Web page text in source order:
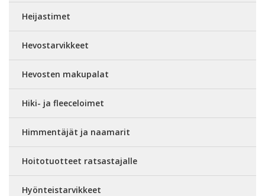
Heijastimet
Hevostarvikkeet
Hevosten makupalat
Hiki- ja fleeceloimet
Himmentäjät ja naamarit
Hoitotuotteet ratsastajalle
Hyönteistarvikkeet